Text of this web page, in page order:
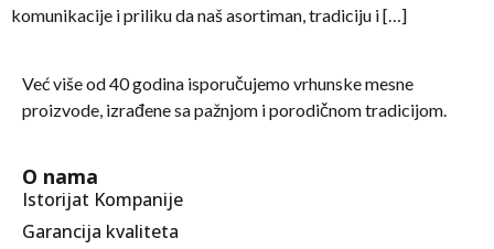
komunikacije i priliku da naš asortiman, tradiciju i […]
Već više od 40 godina isporučujemo vrhunske mesne
proizvode, izrađene sa pažnjom i porodičnom tradicijom.
O nama
Istorijat Kompanije
Garancija kvaliteta